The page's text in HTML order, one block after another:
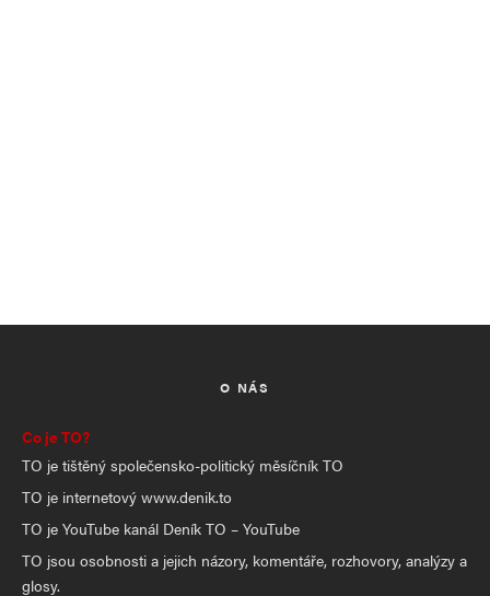
O NÁS
Co je TO?
TO je tištěný společensko-politický měsíčník TO
TO je internetový www.denik.to
TO je YouTube kanál Deník TO – YouTube
TO jsou osobnosti a jejich názory, komentáře, rozhovory, analýzy a
glosy.